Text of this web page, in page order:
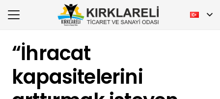
“İhracat
kapasitelerini